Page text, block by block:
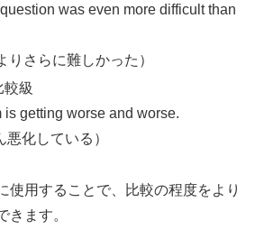
was even more difficult than
りさらに難しかった）
較級
is getting worse and worse.
悪化している）
使用することで、比較の程度をより
きます。